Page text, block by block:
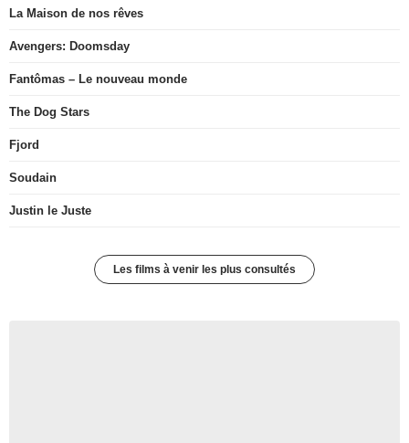
La Maison de nos rêves
Avengers: Doomsday
Fantômas – Le nouveau monde
The Dog Stars
Fjord
Soudain
Justin le Juste
Les films à venir les plus consultés